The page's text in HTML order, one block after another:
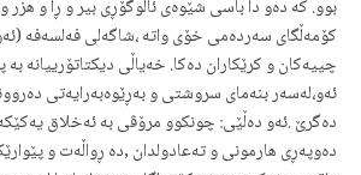
بوو. که‌ ده‌و دا باسی شێوه‌ی ئاڵوگۆڕی بیر و ڕا و
کۆمه‌ڵگای سه‌رده‌می خۆی واته‌ ،شاگه‌لی فه‌لسه‌فه‌
چییه‌کان و کرێکاران ده‌کا. خه‌یاڵی دیکتاتۆرییانه‌
ئه‌و،له‌سه‌ر بنه‌مای سروشتی و به‌ڕێوه‌به‌رایه‌تی
ده‌گرێ .ئه‌و ده‌ڵێی: چونکوو مرۆڤی به‌ ئه‌خلاق
ده‌وپه‌ڕی هارمونی و ته‌عادولدان ,ده‌ ڕواڵه‌ت و